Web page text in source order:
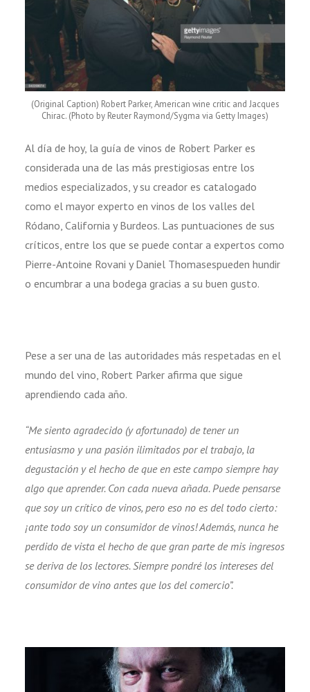
(Original Caption) Robert Parker, American wine critic and Jacques
Chirac. (Photo by Reuter Raymond/Sygma via Getty Images)
Al día de hoy, la guía de vinos de Robert Parker es
considerada una de las más prestigiosas entre los
medios especializados, y su creador es catalogado
como el mayor experto en vinos de los valles del
Ródano, California y Burdeos. Las puntuaciones de sus
críticos, entre los que se puede contar a expertos como
Pierre-Antoine Rovani y Daniel Thomasespueden hundir
o encumbrar a una bodega gracias a su buen gusto.
Pese a ser una de las autoridades más respetadas en el
mundo del vino, Robert Parker afirma que sigue
aprendiendo cada año.
“Me siento agradecido (y afortunado) de tener un
entusiasmo y una pasión ilimitados por el trabajo, la
degustación y el hecho de que en este campo siempre hay
algo que aprender. Con cada nueva añada. Puede pensarse
que soy un crítico de vinos, pero eso no es del todo cierto:
¡ante todo soy un consumidor de vinos! Además, nunca he
perdido de vista el hecho de que gran parte de mis ingresos
se deriva de los lectores. Siempre pondré los intereses del
consumidor de vino antes que los del comercio”.